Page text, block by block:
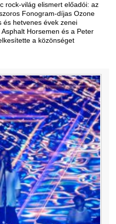
rock-világ elismert előadói: az
Fonogram-díjas Ozone
és hetvenes évek zenei
Horsemen és a Peter
a közönséget